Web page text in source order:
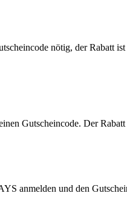
nötig, der Rabatt ist
Gutscheincode. Der Rabatt
anmelden und den